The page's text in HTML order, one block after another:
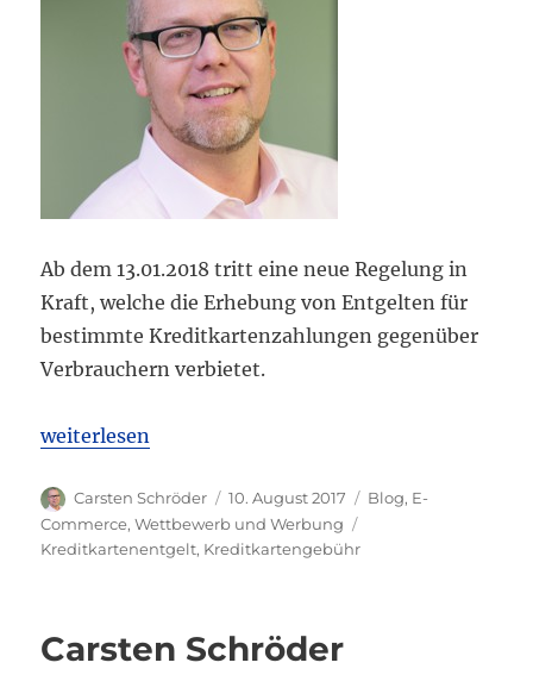
Ab dem 13.01.2018 tritt eine neue Regelung in
Kraft, welche die Erhebung von Entgelten für
bestimmte Kreditkartenzahlungen gegenüber
Verbrauchern verbietet.
„Verbot von Entgelten für die Nutzung
weiterlesen
Autor
Carsten Schröder
Veröffentlicht
am
10. August 2017 Kategorien
Blog, E-
Commerce,Wettbewerb und Werbung
Kreditkartenentgelt, Kreditkartengebühr
Carsten Schröder